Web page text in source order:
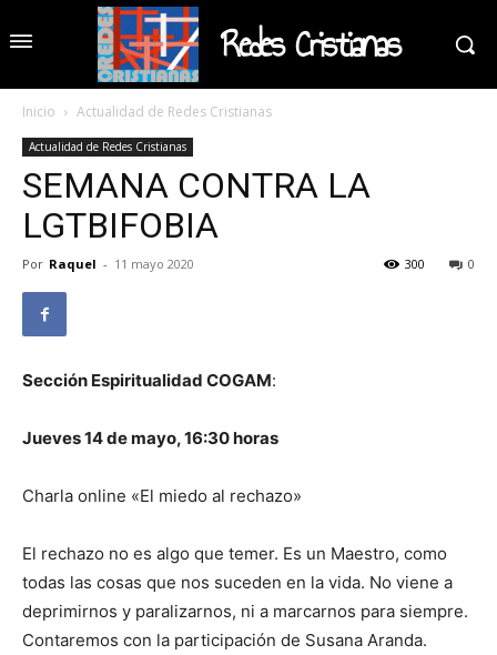
Redes Cristianas
Inicio Actualidad de Redes Cristianas
Actualidad de Redes Cristianas
SEMANA CONTRA LA
LGTBIFOBIA
Por Raquel - 11 mayo 2020 0
300
Sección Espiritualidad COGAM:
Jueves 14 de mayo, 16:30 horas
Charla online «El miedo al rechazo»
El rechazo no es algo que temer. Es un Maestro, como
todas las cosas que nos suceden en la vida. No viene a
deprimirnos y paralizarnos, ni a marcarnos para siempre.
Contaremos con la participación de Susana Aranda.